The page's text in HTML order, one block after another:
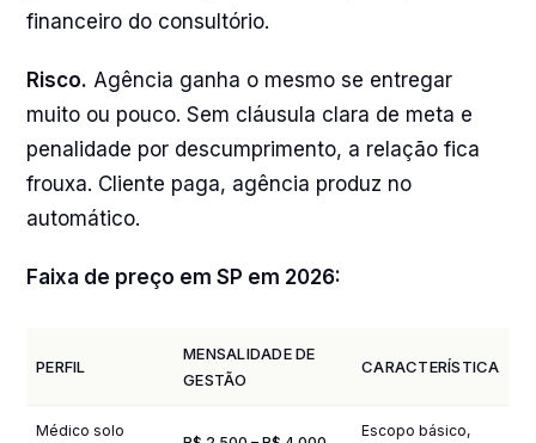
financeiro do consultório.
Risco. Agência ganha o mesmo se entregar
muito ou pouco. Sem cláusula clara de meta e
penalidade por descumprimento, a relação fica
frouxa. Cliente paga, agência produz no
automático.
Faixa de preço em SP em 2026:
PERFIL
MENSALIDADE DE
GESTÃO
CARACTERÍSTICA
Médico solo Escopo básico,